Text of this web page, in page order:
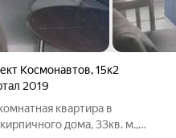
Космонавтов,15к2
2019
квартира в
дома, 33кв. м.,